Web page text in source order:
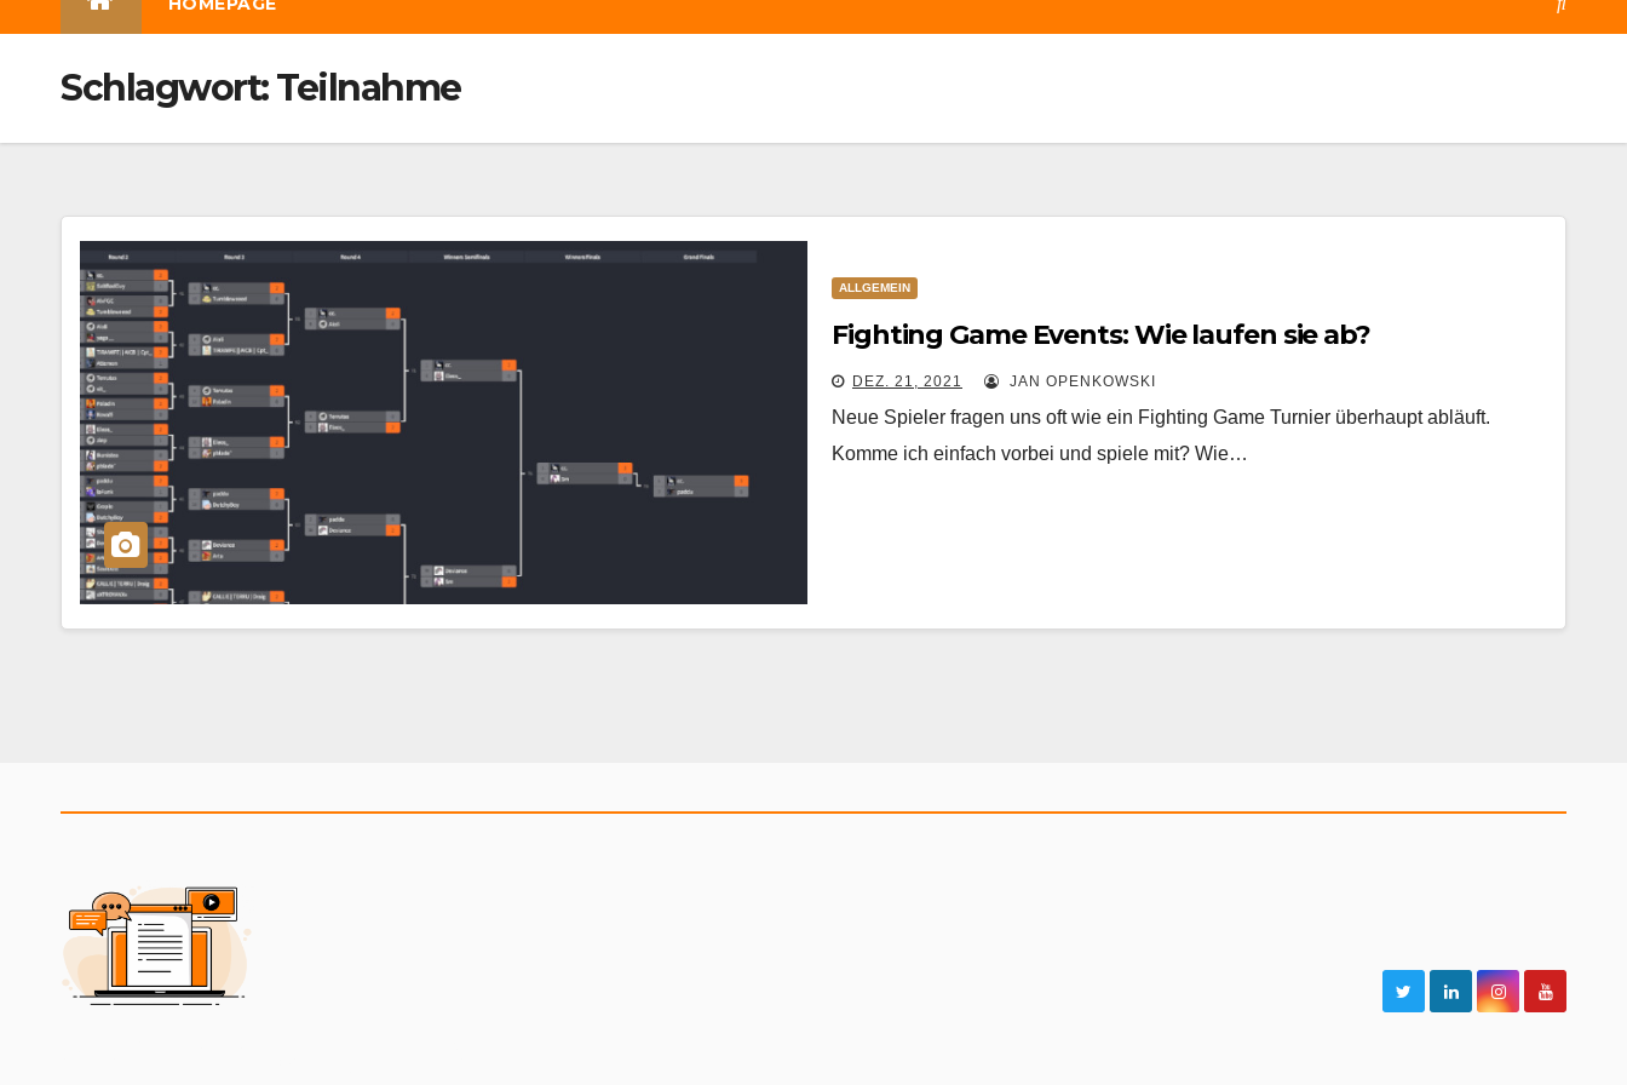
Schlagwort:Teilnahme
ALLGEMEIN
Fighting Game Events: Wie laufen sie ab?
DEZ. 21, 2021 JAN OPENKOWSKI
Neue Spieler fragen uns oft wie ein Fighting Game Turnier überhaupt abläuft.
Komme ich einfach vorbei und spiele mit? Wie…